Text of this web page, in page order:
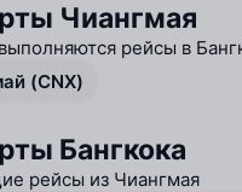
Чиангмая
рейсы в
(CNX)
Бангкока
рейсы из Чиангмая